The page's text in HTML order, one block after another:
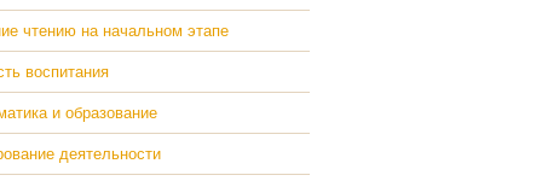
чтению на начальном этапе
воспитания
и образование
деятельности